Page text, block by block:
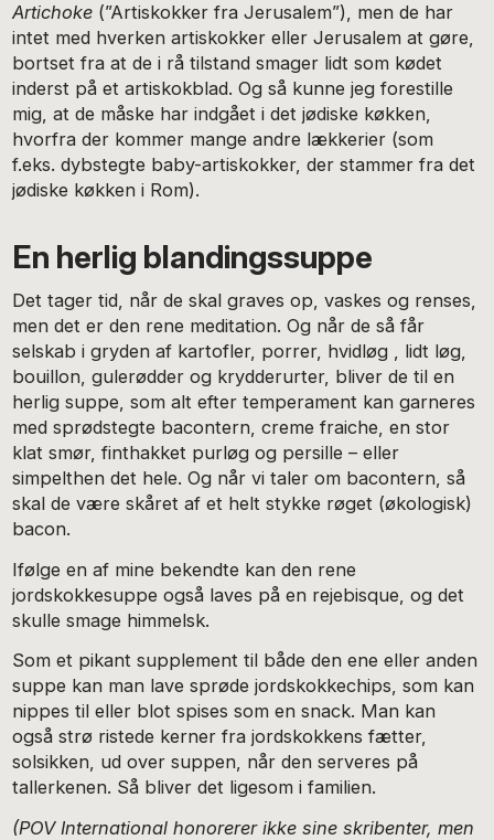
Artichoke (”Artiskokker fra Jerusalem”), men de har
intet med hverken artiskokker eller Jerusalem at gøre,
bortset fra at de i rå tilstand smager lidt som kødet
inderst på et artiskokblad. Og så kunne jeg forestille
mig, at de måske har indgået i det jødiske køkken,
hvorfra der kommer mange andre lækkerier (som
f.eks. dybstegte baby-artiskokker, der stammer fra det
jødiske køkken i Rom).
En herlig blandingssuppe
Det tager tid, når de skal graves op, vaskes og renses,
men det er den rene meditation. Og når de så får
selskab i gryden af kartofler, porrer, hvidløg , lidt løg,
bouillon, gulerødder og krydderurter, bliver de til en
herlig suppe, som alt efter temperament kan garneres
med sprødstegte bacontern, creme fraiche, en stor
klat smør, finthakket purløg og persille – eller
simpelthen det hele. Og når vi taler om bacontern, så
skal de være skåret af et helt stykke røget (økologisk)
bacon.
Ifølge en af mine bekendte kan den rene
jordskokkesuppe også laves på en rejebisque, og det
skulle smage himmelsk.
Som et pikant supplement til både den ene eller anden
suppe kan man lave sprøde jordskokkechips, som kan
nippes til eller blot spises som en snack. Man kan
også strø ristede kerner fra jordskokkens fætter,
solsikken, ud over suppen, når den serveres på
tallerkenen. Så bliver det ligesom i familien.
(POV International honorerer ikke sine skribenter, men